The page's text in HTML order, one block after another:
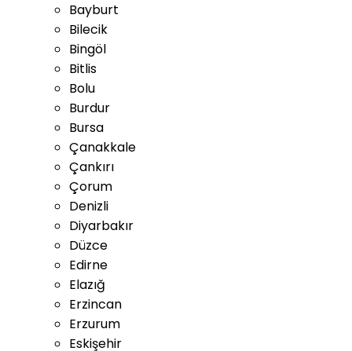
Bayburt
Bilecik
Bingöl
Bitlis
Bolu
Burdur
Bursa
Çanakkale
Çankırı
Çorum
Denizli
Diyarbakır
Düzce
Edirne
Elazığ
Erzincan
Erzurum
Eskişehir